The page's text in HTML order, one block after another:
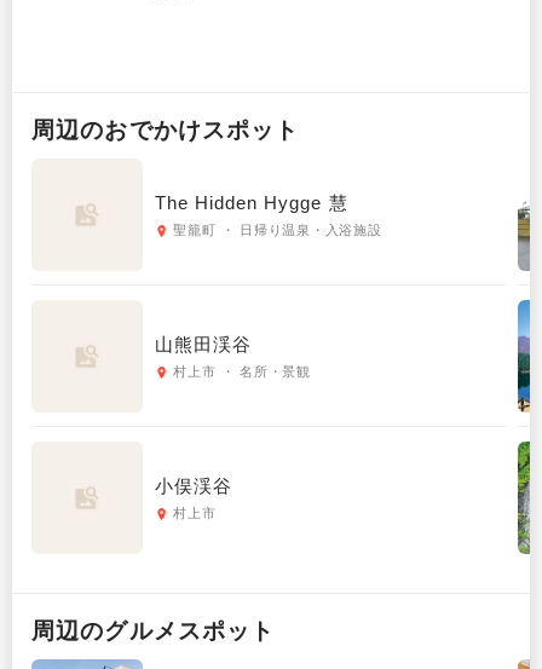
周辺のおでかけスポット
The Hidden Hygge 慧
聖籠町 ・ 日帰り温泉・入浴施設
山熊田渓谷
村上市 ・ 名所・景観
小俣渓谷
村上市
周辺のグルメ スポット